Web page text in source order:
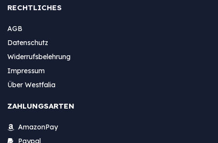
RECHTLICHES
AGB
Datenschutz
Widerrufsbelehrung
Impressum
Über Westfalia
ZAHLUNGSARTEN
AmazonPay
Paypal